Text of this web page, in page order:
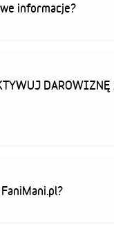
informacje?
DAROWIZNĘ